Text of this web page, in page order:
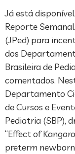
Já está
Reporte
(JPed) para
dos
Brasileira de
comentados.
Departamento
de Cursos e
Pediatria (SBP),
“Effect of
preterm